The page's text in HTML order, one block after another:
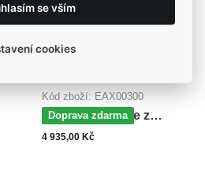
Kód zboží: EAX00300
Doprava zdarma
MOISS náušnice z
bílého zlata SRDCE
4 935,00 Kč
se vším
cookies